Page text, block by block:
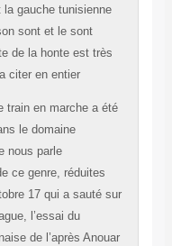
Où était la gauche
sortis de prison sont et le sont
la liste de la honte est
ne peut la citer en entier.
prendre le train en marche
incertaine dans le domaine
nous parle
d’acrobatie de ce genre,
d’octobre 17 qui a
de prague, l’essai du
gauche Albanaise de l’après